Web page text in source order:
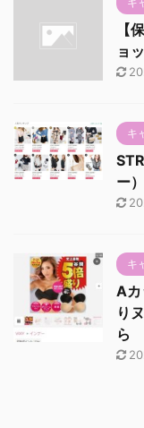
【
ョ
キ
ー）
キ
Aカ
り
ら